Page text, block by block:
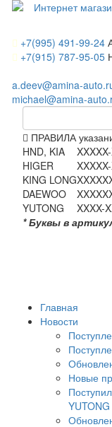
+7(995) 491-99-24
+7(915) 787-95-05
a.deev@amina-
michael@amina-
ПРАВИЛА
HND, KIA
HIGER
KING LONG
DAEWOO
YUTONG
XXXX-
* Буквы в
Главная
Новости
Новые